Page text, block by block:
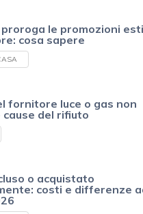
proroga le promozioni
cosa sapere
fornitore luce o gas non
cause del rifiuto
o acquistato
costi e differenze